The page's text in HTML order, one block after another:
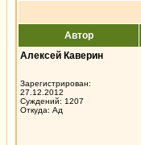
Автор
Алексей Каверин
Зарегистрирован:
27.12.2012
Суждений: 1207
Откуда: Ад